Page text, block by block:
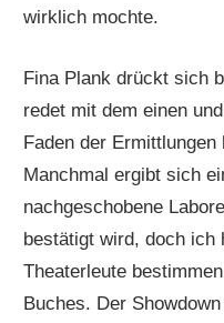
wirklich mochte.
Fina Plank drückt sich
redet mit dem einen
Faden der
Manchmal ergibt sich
nachgeschobene
bestätigt wird, doch ich
Theaterleute
Buches. Der